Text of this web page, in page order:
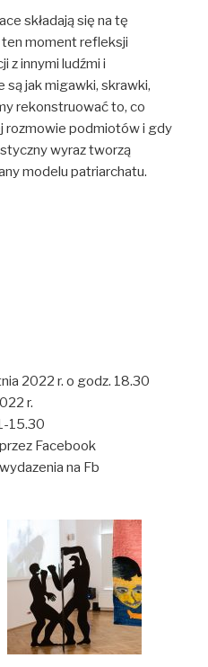
składają się na tę
moment refleksji
z innymi ludźmi i
jak migawki, skrawki,
rekonstruować to, co
rozmowie podmiotów i gdy
wyraz tworzą
modelu patriarchatu.
2022 r. o godz. 18.30
r.
15.30
Facebook
na Fb